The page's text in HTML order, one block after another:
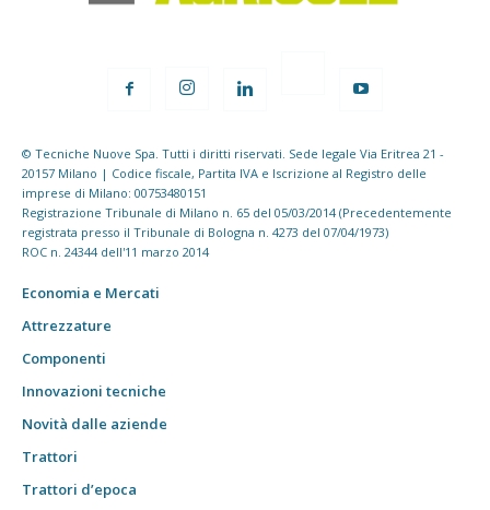
© Tecniche Nuove Spa. Tutti i diritti riservati. Sede legale Via Eritrea 21 -
20157 Milano | Codice fiscale, Partita IVA e Iscrizione al Registro delle
imprese di Milano: 00753480151
Registrazione Tribunale di Milano n. 65 del 05/03/2014 (Precedentemente
registrata presso il Tribunale di Bologna n. 4273 del 07/04/1973)
ROC n. 24344 dell'11 marzo 2014
Economia e Mercati
Attrezzature
Componenti
Innovazioni tecniche
Novità dalle aziende
Trattori
Trattori d’epoca